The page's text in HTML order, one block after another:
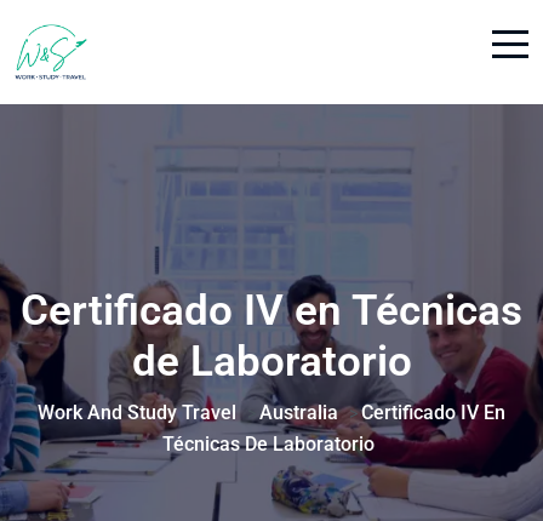
Certificado IV en Técnicas
de Laboratorio
Work And Study Travel Australia >Certificado IV En
Técnicas De Laboratorio